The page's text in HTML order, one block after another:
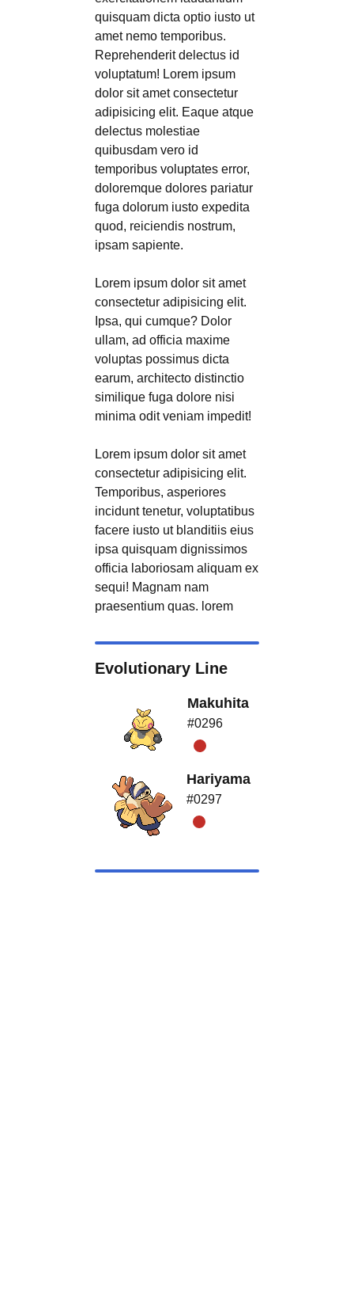
quisquam dicta optio iusto ut
amet nemo temporibus.
Reprehenderit delectus id
voluptatum! Lorem ipsum
dolor sit amet consectetur
adipisicing elit. Eaque atque
delectus molestiae
quibusdam vero id
temporibus voluptates error,
doloremque dolores pariatur
fuga dolorum iusto expedita
quod, reiciendis nostrum,
ipsam sapiente.
Lorem ipsum dolor sit amet
consectetur adipisicing elit.
Ipsa, qui cumque? Dolor
ullam, ad officia maxime
voluptas possimus dicta
earum, architecto distinctio
similique fuga dolore nisi
minima odit veniam impedit!
Lorem ipsum dolor sit amet
consectetur adipisicing elit.
Temporibus, asperiores
incidunt tenetur, voluptatibus
facere iusto ut blanditiis eius
ipsa quisquam dignissimos
officia laboriosam aliquam ex
sequi! Magnam nam
praesentium quas. lorem
Evolutionary Line
Makuhita
#0296
Hariyama
#0297